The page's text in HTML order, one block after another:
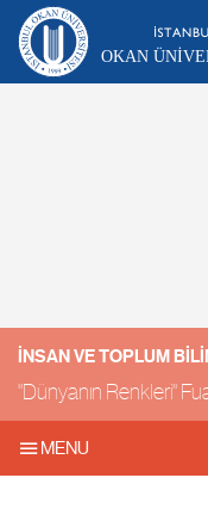
OKAN
İNSAN VE TOPLUM
"Dünyanın Renkleri"
MENU